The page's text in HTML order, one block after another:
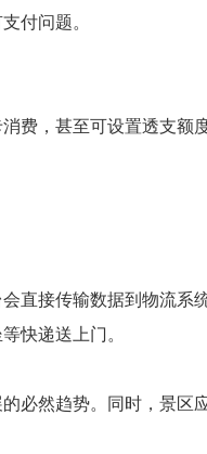
付问题。
费，甚至可设置透支额
直接传输数据到物流系
快递送上门。
必然趋势。同时，景区